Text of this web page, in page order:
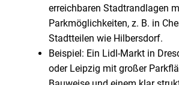
erreichbaren Stadtrandlagen
Parkmöglichkeiten, z. B. in
Stadtteilen wie Hilbersdorf.
Beispiel: Ein Lidl-Markt in
oder Leipzig mit großer